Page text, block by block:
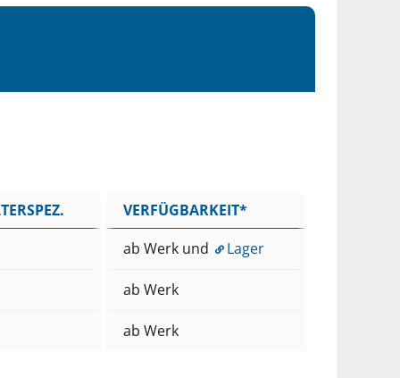
VERFÜGBARKEIT*
ab Werk und
Lager
ab Werk
ab Werk